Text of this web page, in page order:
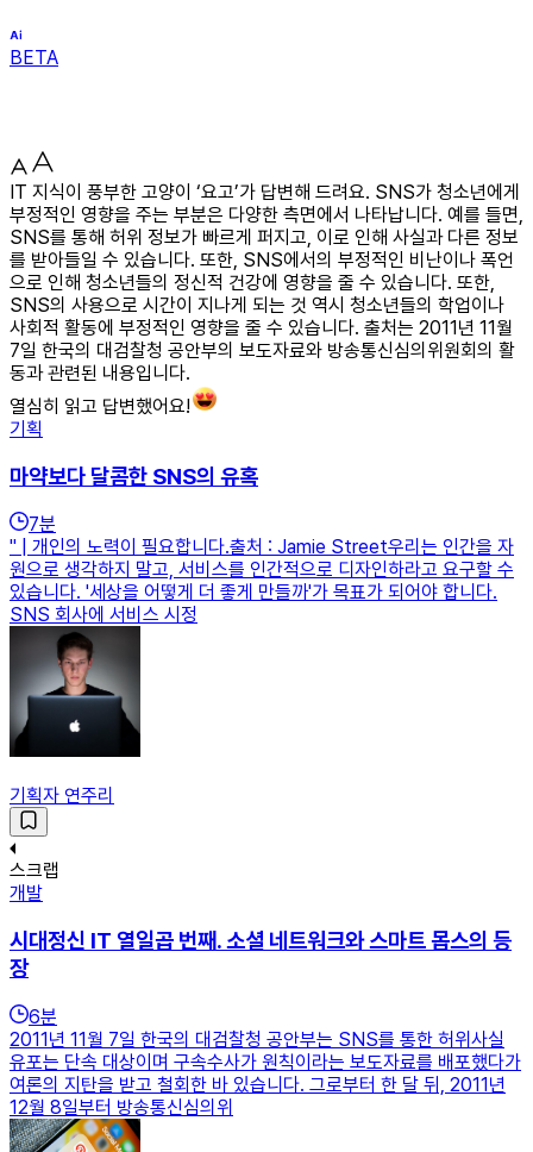
BETA
IT 지식이 풍부한 고양이 ‘요고’가 답변해 드려요. SNS가 청소년에게
부정적인 영향을 주는 부분은 다양한 측면에서 나타납니다. 예를 들면,
SNS를 통해 허위 정보가 빠르게 퍼지고, 이로 인해 사실과 다른 정보
를 받아들일 수 있습니다. 또한, SNS에서의 부정적인 비난이나 폭언
으로 인해 청소년들의 정신적 건강에 영향을 줄 수 있습니다. 또한,
SNS의 사용으로 시간이 지나게 되는 것 역시 청소년들의 학업이나
사회적 활동에 부정적인 영향을 줄 수 있습니다. 출처는 2011년 11월
7일 한국의 대검찰청 공안부의 보도자료와 방송통신심의위원회의 활
동과 관련된 내용입니다.
열심히 읽고 답변했어요!
기획
마약보다 달콤한 SNS의 유혹
7분
" | 개인의 노력이 필요합니다.출처 : Jamie Street우리는 인간을 자
원으로 생각하지 말고, 서비스를 인간적으로 디자인하라고 요구할 수
있습니다. '세상을 어떻게 더 좋게 만들까'가 목표가 되어야 합니다.
SNS 회사에 서비스 시정
기획자 연주리
스크랩
개발
시대정신 IT 열일곱 번째. 소셜 네트워크와 스마트 몹스의 등
장
6분
2011년 11월 7일 한국의 대검찰청 공안부는 SNS를 통한 허위사실
유포는 단속 대상이며 구속수사가 원칙이라는 보도자료를 배포했다가
여론의 지탄을 받고 철회한 바 있습니다. 그로부터 한 달 뒤, 2011년
12월 8일부터 방송통신심의위